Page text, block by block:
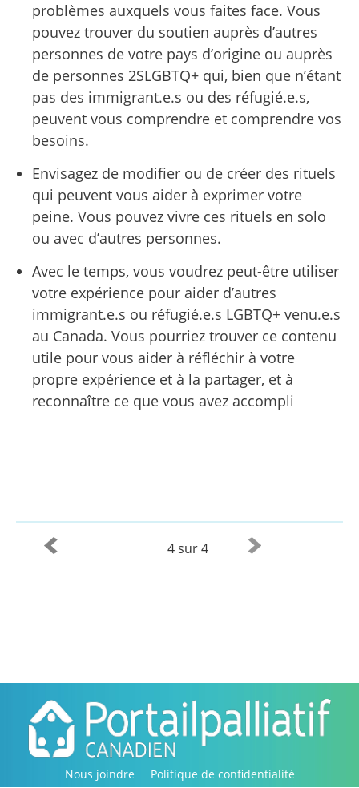
problèmes auxquels vous faites face. Vous
pouvez trouver du soutien auprès d’autres
personnes de votre pays d’origine ou auprès
de personnes 2SLGBTQ+ qui, bien que n’étant
pas des immigrant.e.s ou des réfugié.e.s,
peuvent vous comprendre et comprendre vos
besoins.
Envisagez de modifier ou de créer des rituels
qui peuvent vous aider à exprimer votre
peine. Vous pouvez vivre ces rituels en solo
ou avec d’autres personnes.
Avec le temps, vous voudrez peut-être utiliser
votre expérience pour aider d’autres
immigrant.e.s ou réfugié.e.s LGBTQ+ venu.e.s
au Canada. Vous pourriez trouver ce contenu
utile pour vous aider à réfléchir à votre
propre expérience et à la partager, et à
reconnaître ce que vous avez accompli
4 sur 4
Nous joindre
Politique de confidentialité